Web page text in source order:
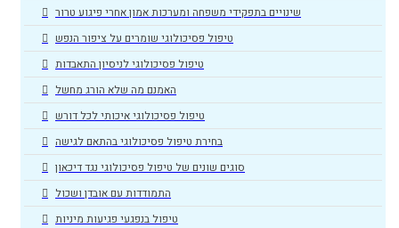
שינויים בתפקידי משפחה ומערכות אמון אחרי פיגוע טרור
טיפול פסיכולוגי שומרים על ציפור הנפש
טיפול פסיכולוגי לניסיון התאבדות
האמנם מה שלא הורג מחשל
טיפול פסיכולוגי איכותי לכל דורש
בחירת טיפול פסיכולוגי בהתאם לגישה
סוגים שונים של טיפול פסיכולוגי נגד דיכאון
התמודדות עם אובדן ושכול
טיפול בנפגעי פגיעות מיניות